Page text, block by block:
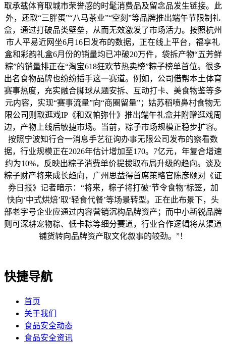
取承载体育取城市荣誉感的时髦消费品及留念品发生链接。此
外，还取“三胖蛋”“八马茶业”“空刻”等品牌推出端午节限制礼
盒，通过打破品类壁垒，从而无效激发了市场活力。按照杭州
市人平易近网坐6月16日发布的数据，正在线上平台，福享礼
盒和彩韵礼盒6月份的销量均已冲破20万件，袋拆产物“五芳鲜
粽”的销量排正在“淘宝618狂欢节热卖榜”粽子榜单首位。很多
出名食物品牌也纷纷插手这一赛道。例如，公司借帮本土体育
赛事热度，充实融合脚球从题安拆、互动打卡、美食物鉴等多
元内容，实现“赛事流量”向“商圈留量”；姑苏稻喷鼻村食物无
限公司则取逛戏IP《和双帕弥什》推出端午礼盒并附赠逛戏周
边，产物上线后敏捷市场。当前，粽子市场规模正稳步扩容。
按照宁波知行合一消息手艺征询办事无限公司发布的察看数
据，行业规模正在2026年估计增加至170。7亿元，年复合增速
约为10%，反映出粽子消费单价提拔取布局升级的趋向。谈及
粽子财产将来成长趋向，广州思益得首席策略官陈彦颐对《证
券日报》记者暗示：“将来，粽子将打破‘节令食物’标签，加
快向‘中式烘焙’取‘轻食代餐’等场景转型。正在此布景下，头
部老字号企业应通过内容营销沉构品牌资产；而中小新锐品牌
则可深耕宠物粽、低卡粽等细分赛道，行业合作逻辑将从渠道
铺货转向品牌资产取文化叙事的较劲。”！
快捷导航
首页
关于我们
食品安全动态
食品安全资讯